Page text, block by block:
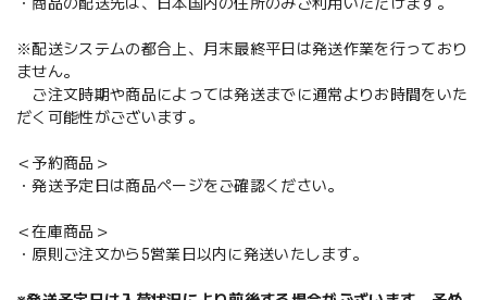
※配送システムの都合上、月末最終平日は発送作業を行っており
ません。
ご注文時期や商品によっては発送までに通常よりお時間をいた
だく可能性がございます。
＜予約商品＞
・発送予定日は商品ページをご確認ください。
＜在庫商品＞
・原則ご注文から5営業日以内に発送いたします。